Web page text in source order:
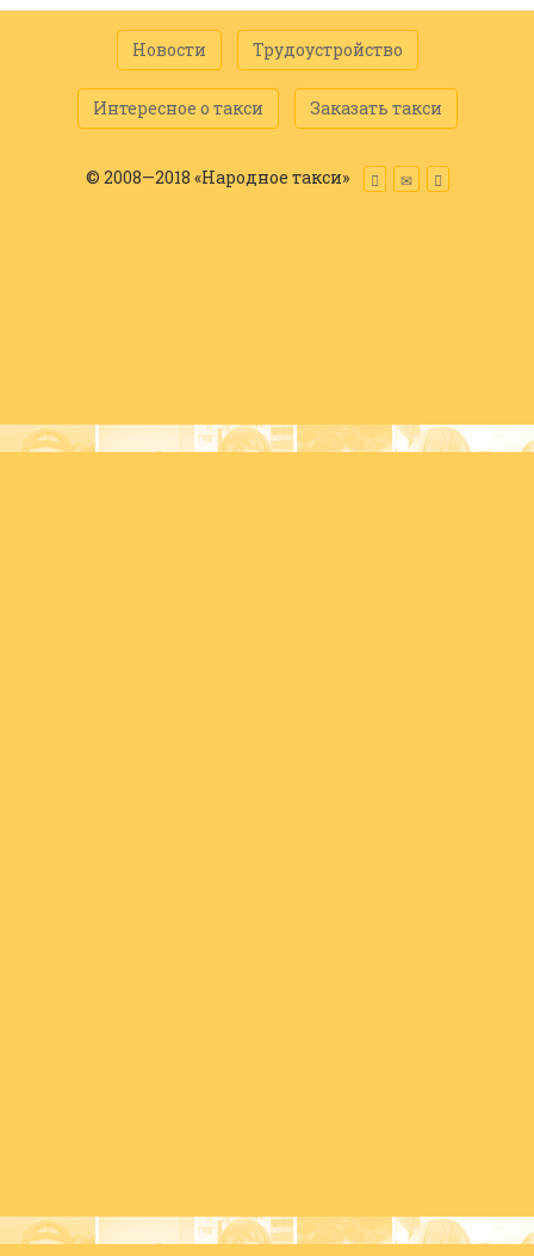
Новости Трудоустройство
Интересное о такси Заказать такси
© 2008—2018 «Народное такси»